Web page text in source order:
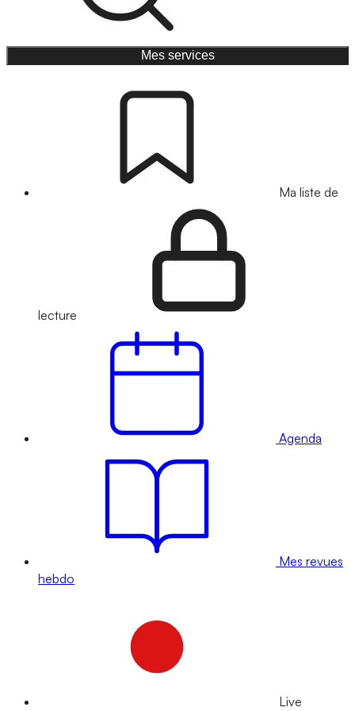
Mes services
Ma liste de
lecture
Agenda
Mes revues
hebdo
Live